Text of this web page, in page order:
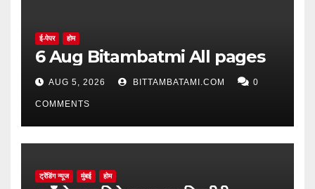
ई-पेपर होम
6 Aug Bitambatmi All pages
AUG 5, 2026 BITTAMBATAMI.COM 0
COMMENTS
ट्रेंडिंग न्यूज मुंबई होम